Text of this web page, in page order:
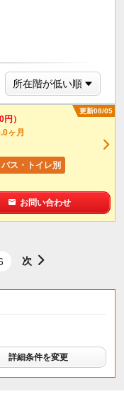
更新08/05
）
ヶ月
バス・トイレ別
お問い合わせ
次
詳細条件を変更